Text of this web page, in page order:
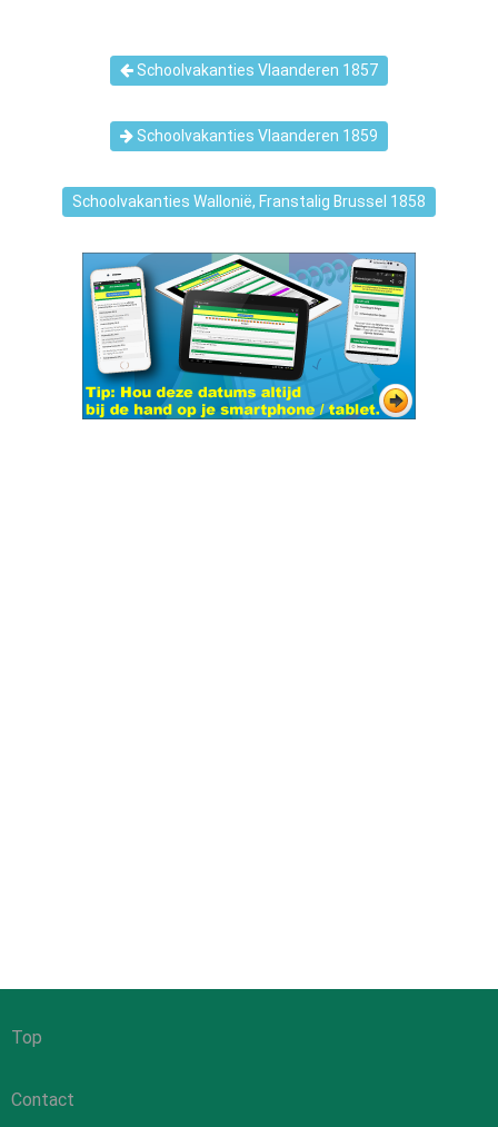
Schoolvakanties Vlaanderen 1857
Schoolvakanties Vlaanderen 1859
Schoolvakanties Wallonië, Franstalig Brussel 1858
Top
Contact